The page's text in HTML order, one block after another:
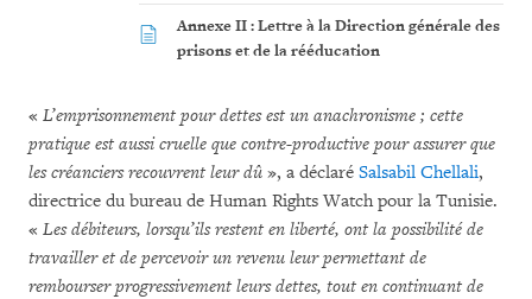
Annexe II : Lettre à la Direction générale des
prisons et de la rééducation
« L’emprisonnement pour dettes est un anachronisme ; cette
pratique est aussi cruelle que contre-productive pour assurer que
les créanciers recouvrent leur dû », a déclaré Salsabil Chellali,
directrice du bureau de Human Rights Watch pour la Tunisie.
« Les débiteurs, lorsqu’ils restent en liberté, ont la possibilité de
travailler et de percevoir un revenu leur permettant de
rembourser progressivement leurs dettes, tout en continuant de